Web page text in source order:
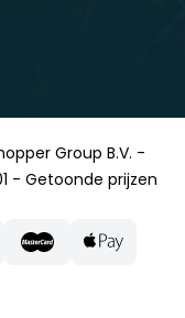
Group B.V. -
- Getoonde prijzen